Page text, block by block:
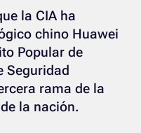
la CIA ha
chino Huawei
Popular de
Seguridad
rama de la
la nación.